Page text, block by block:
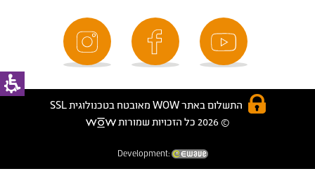
התשלום באתר WOW מאובטח בטכנולוגית SSL
© 2026 כל הזכויות שמורות
Development: